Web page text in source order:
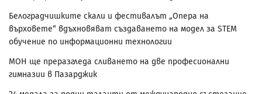
Белоградчишките скали и фестивалът „Опера на
върховете“ вдъхновяват създаването на модел за STEM
обучение по информационни технологии
МОН ще преразгледа сливането на две професионални
гимназии в Пазарджик